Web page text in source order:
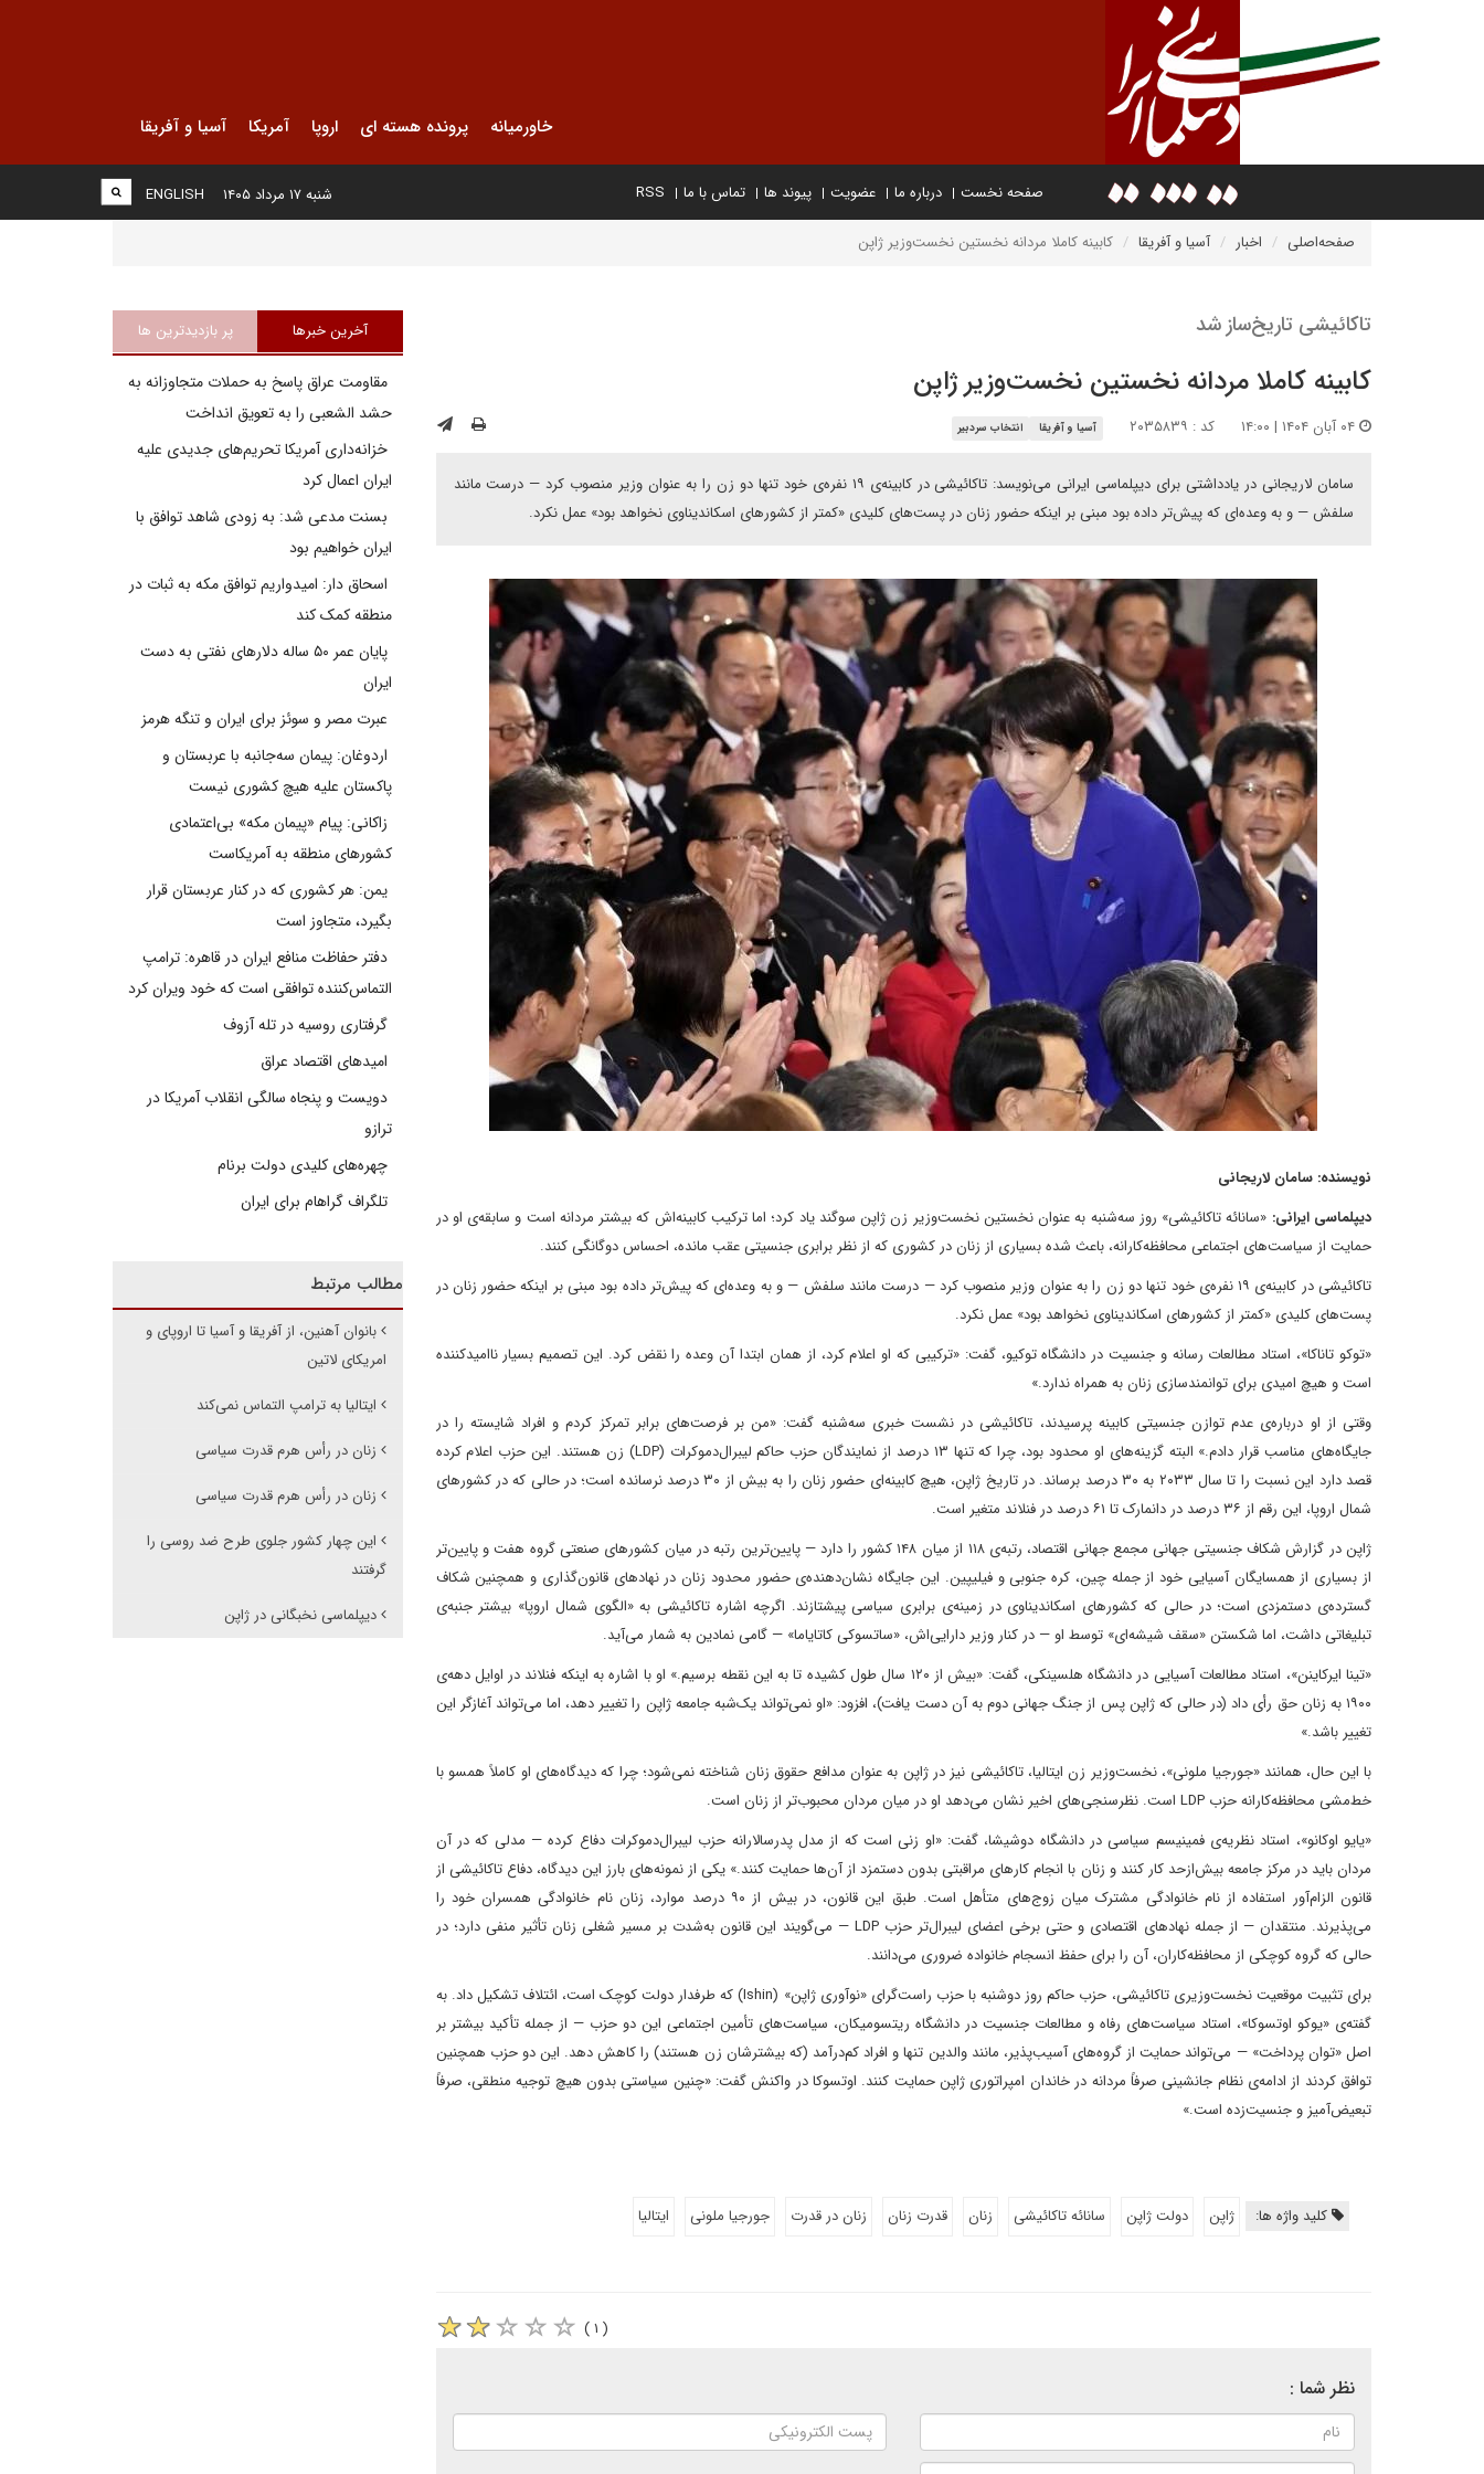
خاورمیانه پرونده هسته ای اروپا آمریکا آسیا و آفریقا
صفحه نخست درباره ما عضویت پیوند ها تماس با ما RSS
ENGLISH شنبه ۱۷ مرداد ۱۴۰۵
صفحه‌اصلی اخبار آسیا و آفریقا کابینه کاملا مردانه نخستین نخست‌وزیر ژاپن
تاکائیشی تاریخ‌ساز شد
کابینه کاملا مردانه نخستین نخست‌وزیر ژاپن
کد : ۲۰۳۵۸۳۹ آسیا و آفریقا انتخاب سردبیر
سامان لاریجانی در یادداشتی برای دیپلماسی ایرانی می‌نویسد: تاکائیشی در کابینه‌ی ۱۹ نفره‌ی خود تنها دو زن را به عنوان وزیر منصوب کرد — درست مانند
سلفش — و به وعده‌ای که پیش‌تر داده بود مبنی بر اینکه حضور زنان در پست‌های کلیدی «کمتر از کشورهای اسکاندیناوی نخواهد بود» عمل نکرد.
نویسنده: سامان لاریجانی
دیپلماسی ایرانی: «سانائه تاکائیشی» روز سه‌شنبه به عنوان نخستین نخست‌وزیر زن ژاپن سوگند یاد کرد؛ اما ترکیب کابینه‌اش که بیشتر مردانه است و سابقه‌ی او در
حمایت از سیاست‌های اجتماعی محافظه‌کارانه، باعث شده بسیاری از زنان در کشوری که از نظر برابری جنسیتی عقب مانده، احساس دوگانگی کنند.
تاکائیشی در کابینه‌ی ۱۹ نفره‌ی خود تنها دو زن را به عنوان وزیر منصوب کرد — درست مانند سلفش — و به وعده‌ای که پیش‌تر داده بود مبنی بر اینکه حضور زنان در
پست‌های کلیدی «کمتر از کشورهای اسکاندیناوی نخواهد بود» عمل نکرد.
«توکو تاناکا»، استاد مطالعات رسانه و جنسیت در دانشگاه توکیو، گفت: «ترکیبی که او اعلام کرد، از همان ابتدا آن وعده را نقض کرد. این تصمیم بسیار ناامیدکننده
است و هیچ امیدی برای توانمندسازی زنان به همراه ندارد.»
وقتی از او درباره‌ی عدم توازن جنسیتی کابینه پرسیدند، تاکائیشی در نشست خبری سه‌شنبه گفت: «من بر فرصت‌های برابر تمرکز کردم و افراد شایسته را در
جایگاه‌های مناسب قرار دادم.» البته گزینه‌های او محدود بود، چرا که تنها ۱۳ درصد از نمایندگان حزب حاکم لیبرال‌دموکرات (LDP) زن هستند. این حزب اعلام کرده
قصد دارد این نسبت را تا سال ۲۰۳۳ به ۳۰ درصد برساند. در تاریخ ژاپن، هیچ کابینه‌ای حضور زنان را به بیش از ۳۰ درصد نرسانده است؛ در حالی که در کشورهای
شمال اروپا، این رقم از ۳۶ درصد در دانمارک تا ۶۱ درصد در فنلاند متغیر است.
ژاپن در گزارش شکاف جنسیتی جهانی مجمع جهانی اقتصاد، رتبه‌ی ۱۱۸ از میان ۱۴۸ کشور را دارد — پایین‌ترین رتبه در میان کشورهای صنعتی گروه هفت و پایین‌تر
از بسیاری از همسایگان آسیایی خود از جمله چین، کره جنوبی و فیلیپین. این جایگاه نشان‌دهنده‌ی حضور محدود زنان در نهادهای قانون‌گذاری و همچنین شکاف
گسترده‌ی دستمزدی است؛ در حالی که کشورهای اسکاندیناوی در زمینه‌ی برابری سیاسی پیشتازند. اگرچه اشاره تاکائیشی به «الگوی شمال اروپا» بیشتر جنبه‌ی
تبلیغاتی داشت، اما شکستن «سقف شیشه‌ای» توسط او — در کنار وزیر دارایی‌اش، «ساتسوکی کاتایاما» — گامی نمادین به شمار می‌آید.
«تینا ایرکاینن»، استاد مطالعات آسیایی در دانشگاه هلسینکی، گفت: «بیش از ۱۲۰ سال طول کشیده تا به این نقطه برسیم.» او با اشاره به اینکه فنلاند در اوایل دهه‌ی
۱۹۰۰ به زنان حق رأی داد (در حالی که ژاپن پس از جنگ جهانی دوم به آن دست یافت)، افزود: «او نمی‌تواند یک‌شبه جامعه ژاپن را تغییر دهد، اما می‌تواند آغازگر این
تغییر باشد.»
با این حال، همانند «جورجیا ملونی»، نخست‌وزیر زن ایتالیا، تاکائیشی نیز در ژاپن به عنوان مدافع حقوق زنان شناخته نمی‌شود؛ چرا که دیدگاه‌های او کاملاً همسو با
خط‌مشی محافظه‌کارانه حزب LDP است. نظرسنجی‌های اخیر نشان می‌دهد او در میان مردان محبوب‌تر از زنان است.
«یایو اوکانو»، استاد نظریه‌ی فمینیسم سیاسی در دانشگاه دوشیشا، گفت: «او زنی است که از مدل پدرسالارانه حزب لیبرال‌دموکرات دفاع کرده — مدلی که در آن
مردان باید در مرکز جامعه بیش‌ازحد کار کنند و زنان با انجام کارهای مراقبتی بدون دستمزد از آن‌ها حمایت کنند.» یکی از نمونه‌های بارز این دیدگاه، دفاع تاکائیشی از
قانون الزام‌آور استفاده از نام خانوادگی مشترک میان زوج‌های متأهل است. طبق این قانون، در بیش از ۹۰ درصد موارد، زنان نام خانوادگی همسران خود را
می‌پذیرند. منتقدان — از جمله نهادهای اقتصادی و حتی برخی اعضای لیبرال‌تر حزب LDP — می‌گویند این قانون به‌شدت بر مسیر شغلی زنان تأثیر منفی دارد؛ در
حالی که گروه کوچکی از محافظه‌کاران، آن را برای حفظ انسجام خانواده ضروری می‌دانند.
برای تثبیت موقعیت نخست‌وزیری تاکائیشی، حزب حاکم روز دوشنبه با حزب راست‌گرای «نوآوری ژاپن» (Ishin) که طرفدار دولت کوچک است، ائتلاف تشکیل داد. به
گفته‌ی «یوکو اوتسوکا»، استاد سیاست‌های رفاه و مطالعات جنسیت در دانشگاه ریتسومیکان، سیاست‌های تأمین اجتماعی این دو حزب — از جمله تأکید بیشتر بر
اصل «توان پرداخت» — می‌تواند حمایت از گروه‌های آسیب‌پذیر، مانند والدین تنها و افراد کم‌درآمد (که بیشترشان زن هستند) را کاهش دهد. این دو حزب همچنین
توافق کردند از ادامه‌ی نظام جانشینی صرفاً مردانه در خاندان امپراتوری ژاپن حمایت کنند. اوتسوکا در واکنش گفت: «چنین سیاستی بدون هیچ توجیه منطقی، صرفاً
تبعیض‌آمیز و جنسیت‌زده است.»
کلید واژه ها: ژاپن دولت ژاپن سانائه تاکائیشی زنان قدرت زنان زنان در قدرت جورجیا ملونی ایتالیا
( ۱ )
نظر شما :
آخرین خبرها پر بازدیدترین ها
مقاومت عراق پاسخ به حملات متجاوزانه به
حشد الشعبی را به تعویق انداخت
خزانه‌داری آمریکا تحریم‌های جدیدی علیه
ایران اعمال کرد
بسنت مدعی شد: به زودی شاهد توافق با
ایران خواهیم بود
اسحاق دار: امیدواریم توافق مکه به ثبات در
منطقه کمک کند
پایان عمر ۵۰ ساله دلارهای نفتی به دست
ایران
عبرت مصر و سوئز برای ایران و تنگه هرمز
اردوغان: پیمان سه‌جانبه با عربستان و
پاکستان علیه هیچ کشوری نیست
زاکانی: پیام «پیمان مکه» بی‌اعتمادی
کشورهای منطقه به آمریکاست
یمن: هر کشوری که در کنار عربستان قرار
بگیرد، متجاوز است
دفتر حفاظت منافع ایران در قاهره: ترامپ
التماس‌کننده توافقی است که خود ویران کرد
گرفتاری روسیه در تله آزوف
امیدهای اقتصاد عراق
دویست و پنجاه سالگی انقلاب آمریکا در
ترازو
چهره‌های کلیدی دولت برنام
تلگراف گراهام برای ایران
مطالب مرتبط
بانوان آهنین، از آفریقا و آسیا تا اروپای و
امریکای لاتین
ایتالیا به ترامپ التماس نمی‌کند
زنان در رأس هرم قدرت سیاسی
زنان در رأس هرم قدرت سیاسی
این چهار کشور جلوی طرح ضد روسی را
گرفتند
دیپلماسی نخبگانی در ژاپن